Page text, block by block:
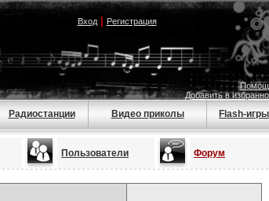
Вход| Регистрация
Добавить в
Радиостанции Видео приколы Flash-игры
Пользователи Форум